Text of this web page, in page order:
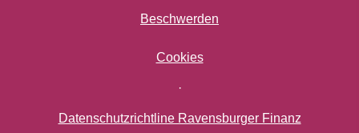
Beschwerden
Cookies
·
Datenschutzrichtline Ravensburger Finanz